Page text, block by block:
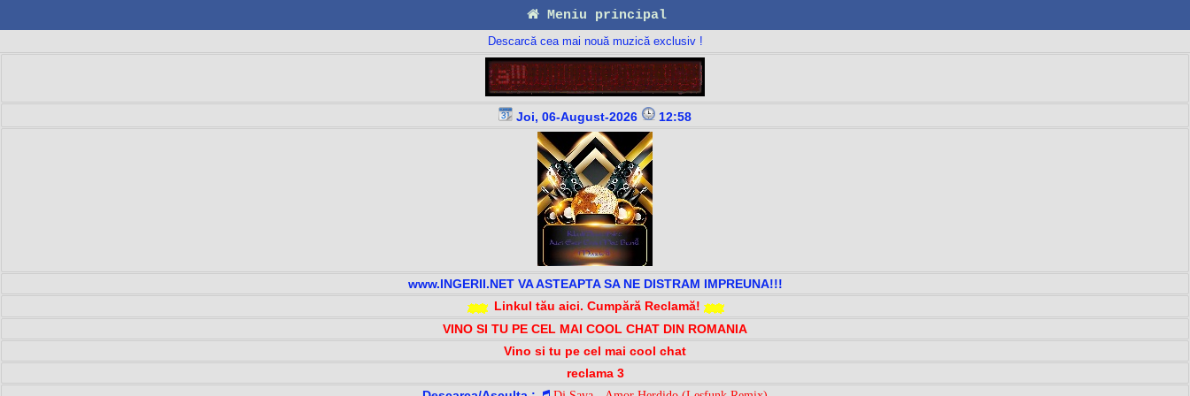
Meniu principal
Descarcă cea mai nouă muzică exclusiv !
Joi, 06-August-2026 12:58
www.INGERII.NET VA ASTEAPTA SA NE DISTRAM IMPREUNA!!!
Linkul tău aici. Cumpără Reclamă!
VINO SI TU PE CEL MAI COOL CHAT DIN ROMANIA
Vino si tu pe cel mai cool chat
reclama 3